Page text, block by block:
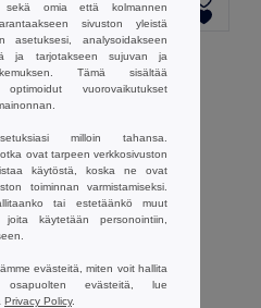
Lisää Ostokoriin
sekä omia että kolmannen
sivuston yleistä
asetuksesi, analysoidakseen
ja tarjotakseen sujuvan ja
Tämä sisältää
vuorovaikutukset
milloin tahansa.
ovat tarpeen verkkosivuston
käytöstä, koska ne ovat
toiminnan varmistamiseksi.
tai estetäänkö muut
käytetään personointiin,
evästeitä, miten voit hallita
evästeitä, lue
Privacy Policy.